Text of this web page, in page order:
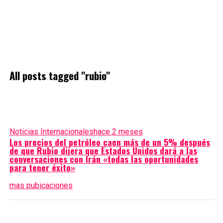
All posts tagged "rubio"
Noticias Internacionaleshace 2 meses
Los precios del petróleo caen más de un 5% después
de que Rubio dijera que Estados Unidos dará a las
conversaciones con Irán «todas las oportunidades
para tener éxito»
mas pubicaciones